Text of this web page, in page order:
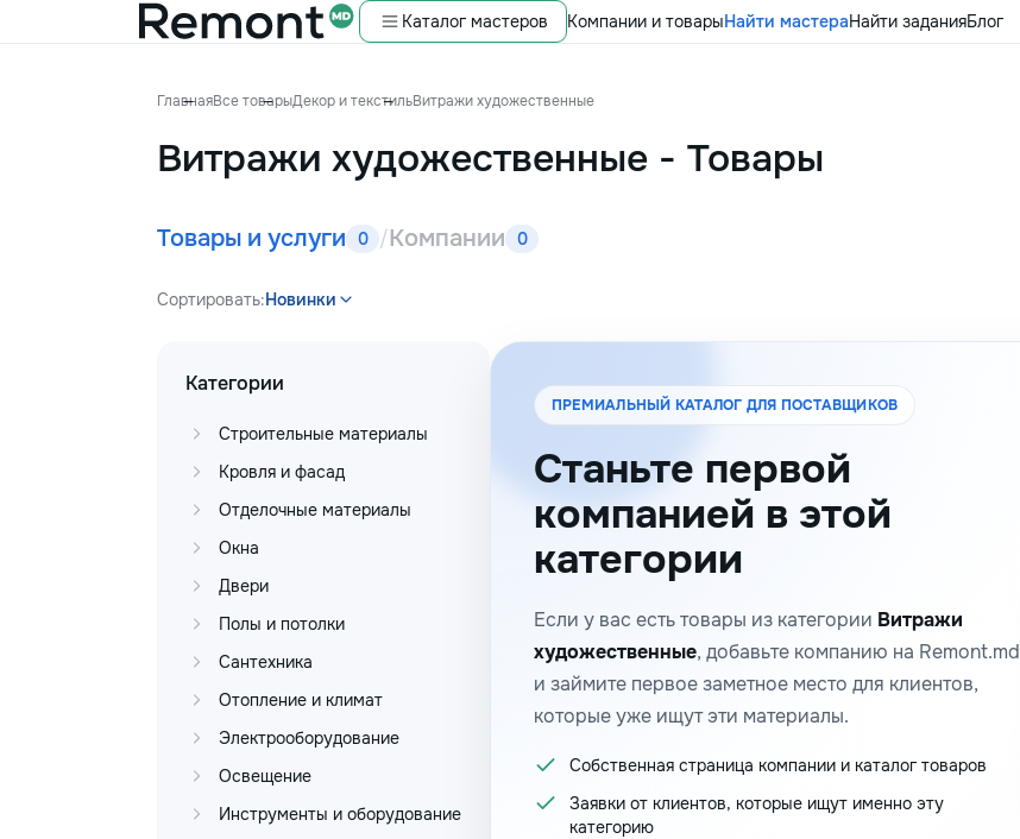
Каталог мастеров Компании и товарыНайти мастераНайти заданияБлог
ГлавнаяВсе товарыДекор и текстильВитражи художественные
Витражи художественные - Товары
Товары и услуги 0 /Компании 0
Сортировать:Новинки
Категории
Строительные материалы
Кровля и фасад
Отделочные материалы
Окна
Двери
Полы и потолки
Сантехника
Отопление и климат
Электрооборудование
Освещение
Инструменты и оборудование
ПРЕМИАЛЬНЫЙ КАТАЛОГ ДЛЯ ПОСТАВЩИКОВ
Станьте первой
компанией в этой
категории
Если у вас есть товары из категории Витражи
художественные, добавьте компанию на Remont.md
и займите первое заметное место для клиентов,
которые уже ищут эти материалы.
Собственная страница компании и каталог товаров
Заявки от клиентов, которые ищут именно эту
категорию